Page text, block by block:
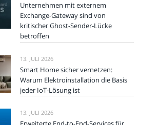
Unternehmen mit externem
Exchange-Gateway sind von
kritischer Ghost-Sender-Lücke
betroffen
13. JULI 2026
Smart Home sicher vernetzen:
Warum Elektroinstallation die Basis
jeder IoT-Lösung ist
13. JULI 2026